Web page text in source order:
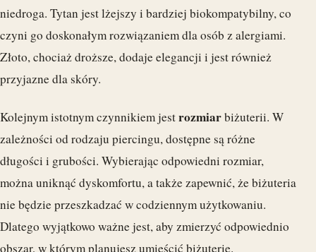
niedroga. Tytan jest lżejszy i bardziej biokompatybilny, co
czyni go doskonałym rozwiązaniem dla osób z alergiami.
Złoto, chociaż droższe, dodaje elegancji i jest również
przyjazne dla skóry.
Kolejnym istotnym czynnikiem jestrozmiarbiżuterii. W
zależności od rodzaju piercingu, dostępne są różne
długości i grubości. Wybierając odpowiedni rozmiar,
można uniknąć dyskomfortu, a także zapewnić, że biżuteria
nie będzie przeszkadzać w codziennym użytkowaniu.
Dlatego wyjątkowo ważne jest, aby zmierzyć odpowiednio
obszar, w którym planujesz umieścić biżuterię.